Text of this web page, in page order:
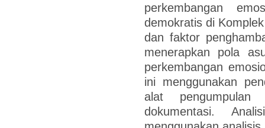
perkembangan
demokratis di
dan faktor
menerapkan pola
perkembangan
ini menggunakan
alat
dokumentasi.